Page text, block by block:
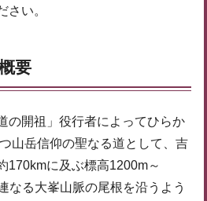
さい。
要
の開祖」役行者によってひらか
山岳信仰の聖なる道として、吉
170kmに及ぶ標高1200m～
なる大峯山脈の尾根を沿うよう